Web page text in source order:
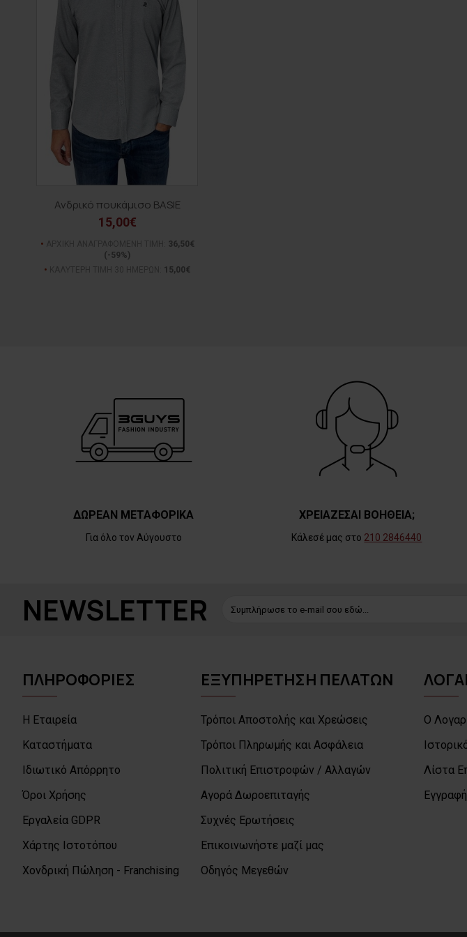
Ανδρικό πουκάμισο BASIE
15,00€
36,50€
(-59%)
15,00€
ΔΩΡΕΑΝ ΜΕΤΑΦΟΡΙΚΑ
Για όλο τον Αύγουστο
ΧΡΕΙΑΖΕΣΑΙ ΒΟΗΘΕΙΑ;
Κάλεσέ μας στο 210 2846440
NEWSLETTER
ΠΛΗΡΟΦΟΡΙΕΣ
Η Εταιρεία
Καταστήματα
Ιδιωτικό Απόρρητο
Όροι Χρήσης
Εργαλεία GDPR
Χάρτης Ιστοτόπου
Χονδρική Πώληση - Franchising
ΕΞΥΠΗΡΕΤΗΣΗ ΠΕΛΑΤΩΝ
Τρόποι Αποστολής και Χρεώσεις
Τρόποι Πληρωμής και Ασφάλεια
Πολιτική Επιστροφών / Αλλαγών
Αγορά Δωροεπιταγής
Συχνές Ερωτήσεις
Επικοινωνήστε μαζί μας
Οδηγός Μεγεθών
Ο
Λίστα